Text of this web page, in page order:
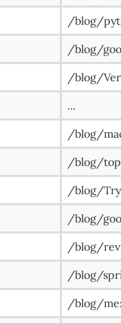
/blog/
/blog/
/blog/
...
/blog/
/blog/
/blog/
/blog/
/blog/
/blog/
/blog/